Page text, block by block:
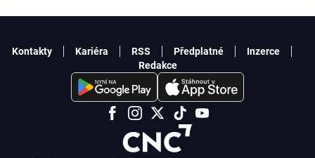
Kontakty Kariéra RSS Předplatné
Inzerce
Redakce